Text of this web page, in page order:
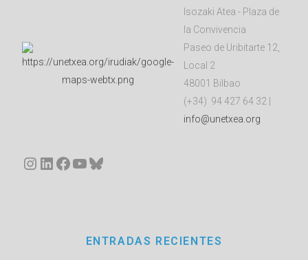
Isozaki Atea - Plaza de
la Convivencia
Paseo de Uribitarte 12,
Local 2
48001 Bilbao
(+34) 94 427 64 32 |
info@unetxea.org
Instagram
LinkedIn
Facebook
YouTube
Bluesky
ENTRADAS RECIENTES